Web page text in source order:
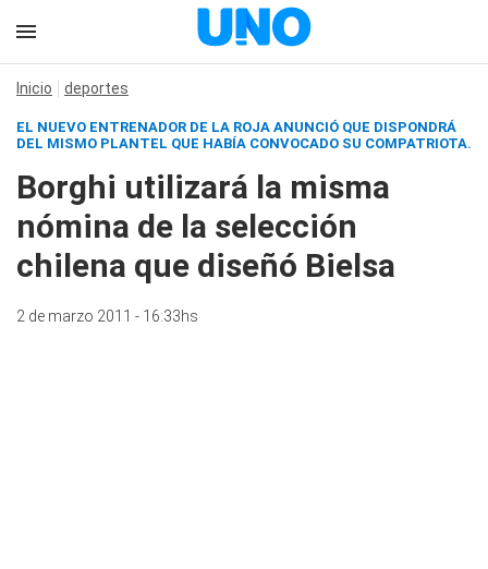
Inicio deportes
EL NUEVO ENTRENADOR DE LA ROJA ANUNCIÓ QUE DISPONDRÁ
DEL MISMO PLANTEL QUE HABÍA CONVOCADO SU COMPATRIOTA.
Borghi utilizará la misma
nómina de la selección
chilena que diseñó Bielsa
2 de marzo 2011 - 16:33hs